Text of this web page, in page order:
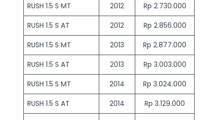
RUSH 1.5 S MT
2012
Rp 2.730.000
RUSH 1.5 S AT
2012
Rp 2.856.000
RUSH 1.5 S MT
2013
Rp 2.877.000
RUSH 1.5 S AT
2013
Rp 3.003.000
RUSH 1.5 S MT
2014
Rp 3.024.000
RUSH 1.5 S AT
2014
Rp 3.129.000